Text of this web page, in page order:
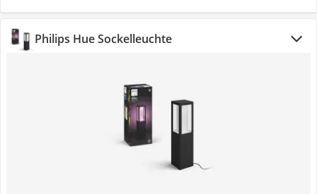
Philips Hue Sockelleuchte